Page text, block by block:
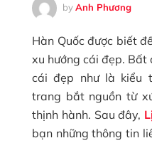
byAnh Phương
Hàn Quốc được biết
xu hướng cái đẹp. Bất
cái đẹp như là kiểu
trang bắt nguồn từ
thịnh hành. Sau đây,
bạn những thông tin